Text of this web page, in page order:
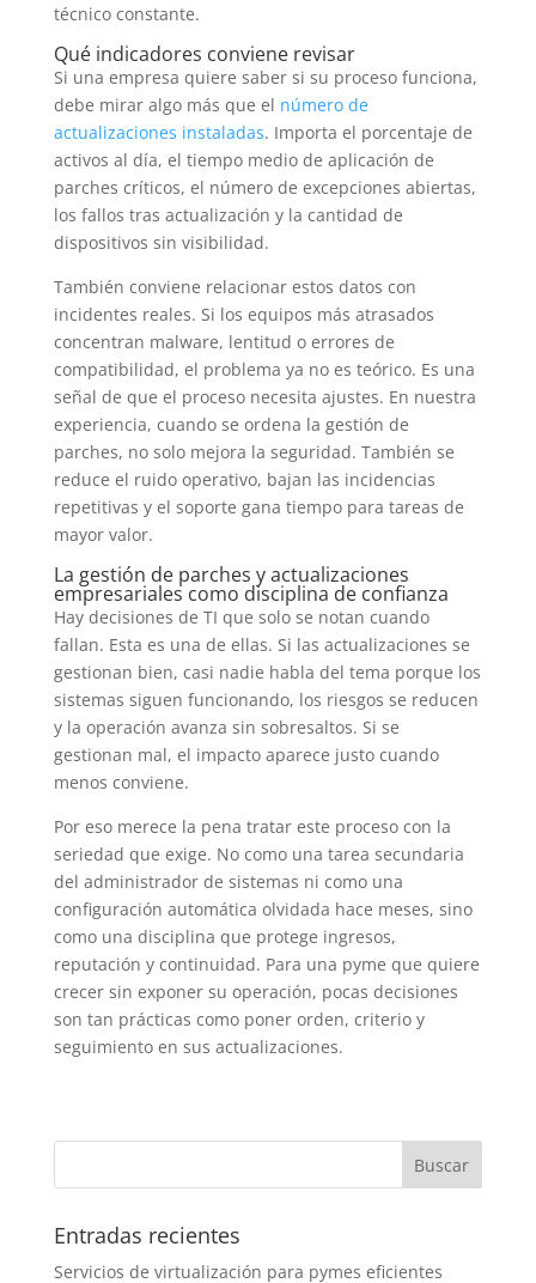
técnico constante.
Qué indicadores conviene revisar
Si una empresa quiere saber si su proceso funciona,
debe mirar algo más que el número de
actualizaciones instaladas. Importa el porcentaje de
activos al día, el tiempo medio de aplicación de
parches críticos, el número de excepciones abiertas,
los fallos tras actualización y la cantidad de
dispositivos sin visibilidad.
También conviene relacionar estos datos con
incidentes reales. Si los equipos más atrasados
concentran malware, lentitud o errores de
compatibilidad, el problema ya no es teórico. Es una
señal de que el proceso necesita ajustes. En nuestra
experiencia, cuando se ordena la gestión de
parches, no solo mejora la seguridad. También se
reduce el ruido operativo, bajan las incidencias
repetitivas y el soporte gana tiempo para tareas de
mayor valor.
La gestión de parches y actualizaciones
empresariales como disciplina de confianza
Hay decisiones de TI que solo se notan cuando
fallan. Esta es una de ellas. Si las actualizaciones se
gestionan bien, casi nadie habla del tema porque los
sistemas siguen funcionando, los riesgos se reducen
y la operación avanza sin sobresaltos. Si se
gestionan mal, el impacto aparece justo cuando
menos conviene.
Por eso merece la pena tratar este proceso con la
seriedad que exige. No como una tarea secundaria
del administrador de sistemas ni como una
configuración automática olvidada hace meses, sino
como una disciplina que protege ingresos,
reputación y continuidad. Para una pyme que quiere
crecer sin exponer su operación, pocas decisiones
son tan prácticas como poner orden, criterio y
seguimiento en sus actualizaciones.
Entradas recientes
Servicios de virtualización para pymes eficientes